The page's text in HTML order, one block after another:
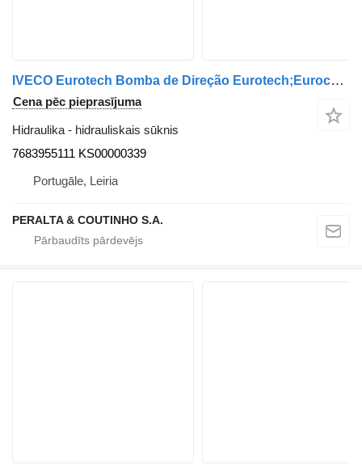
IVECO Eurotech Bomba de Direção Eurotech;Eurocargo 7683955111 hidrauliskais sūknis paredzēts IVECO Eurotech;Eurocargo kravas automašīnas
Cena pēc pieprasījuma
Hidraulika - hidrauliskais sūknis
7683955111 KS00000339
Portugāle, Leiria
PERALTA & COUTINHO S.A.